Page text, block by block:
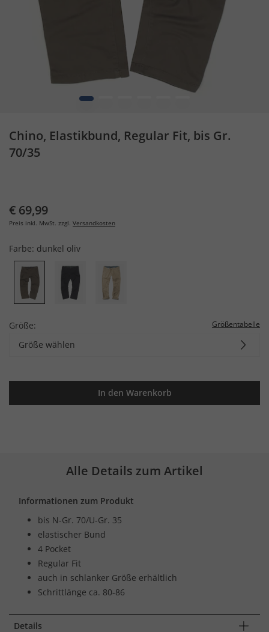
1
Chino, Elastikbund, Regular Fit, bis Gr.
70/35
€ 69,99
Preis inkl. MwSt. zzgl. Versandkosten
Farbe: dunkel oliv
Größe: Größentabelle
Größe wählen
In den Warenkorb
Alle Details zum Artikel
Informationen zum Produkt
bis N-Gr. 70/U-Gr. 35
elastischer Bund
4 Pocket
Regular Fit
auch in schlanker Größe erhältlich
Schrittlänge ca. 80-86
Details